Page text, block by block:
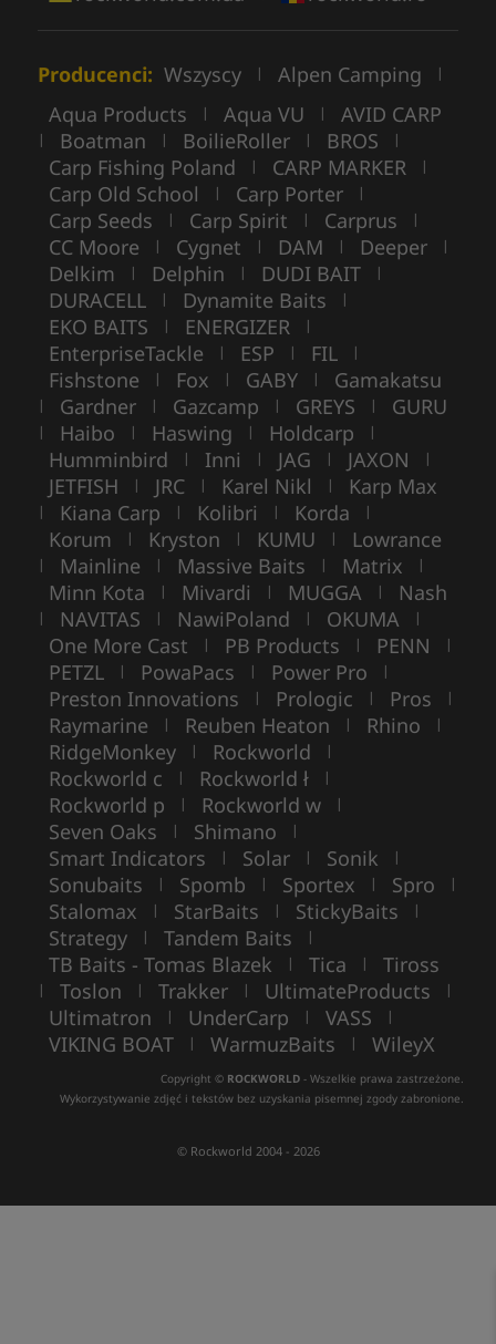
Producenci: Wszyscy | Alpen Camping |
Aqua Products | Aqua VU | AVID CARP
| Boatman | BoilieRoller | BROS |
Carp Fishing Poland | CARP MARKER |
Carp Old School | Carp Porter |
Carp Seeds | Carp Spirit | Carprus |
CC Moore | Cygnet | DAM | Deeper |
Delkim | Delphin | DUDI BAIT |
DURACELL | Dynamite Baits |
EKO BAITS | ENERGIZER |
EnterpriseTackle | ESP | FIL |
Fishstone | Fox | GABY | Gamakatsu
| Gardner | Gazcamp | GREYS | GURU
| Haibo | Haswing | Holdcarp |
Humminbird | Inni | JAG | JAXON |
JETFISH | JRC | Karel Nikl | Karp Max
| Kiana Carp | Kolibri | Korda |
Korum | Kryston | KUMU | Lowrance
| Mainline | Massive Baits | Matrix |
Minn Kota | Mivardi | MUGGA | Nash
| NAVITAS | NawiPoland | OKUMA |
One More Cast | PB Products | PENN |
PETZL | PowaPacs | Power Pro |
Preston Innovations | Prologic | Pros |
Raymarine | Reuben Heaton | Rhino |
RidgeMonkey | Rockworld |
Rockworld c | Rockworld ł |
Rockworld p | Rockworld w |
Seven Oaks | Shimano |
Smart Indicators | Solar | Sonik |
Sonubaits | Spomb | Sportex | Spro |
Stalomax | StarBaits | StickyBaits |
Strategy | Tandem Baits |
TB Baits - Tomas Blazek | Tica | Tiross
| Toslon | Trakker | UltimateProducts |
Ultimatron | UnderCarp | VASS |
VIKING BOAT | WarmuzBaits | WileyX
Copyright © ROCKWORLD - Wszelkie prawa zastrzeżone.
Wykorzystywanie zdjęć i tekstów bez uzyskania pisemnej zgody zabronione.
© Rockworld 2004 - 2026